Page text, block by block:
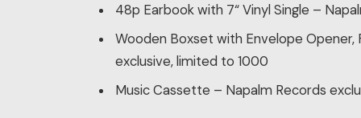
48p Earbook with 7“ Vinyl Single –
Wooden Boxset with Envelope Opener,
exclusive, limited to 1000
Music Cassette – Napalm Records